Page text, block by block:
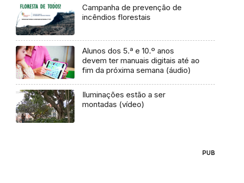
Campanha de prevenção de
incêndios florestais
Alunos dos 5.ª e 10.º anos
devem ter manuais digitais até ao
fim da próxima semana (áudio)
Iluminações estão a ser
montadas (vídeo)
PUB